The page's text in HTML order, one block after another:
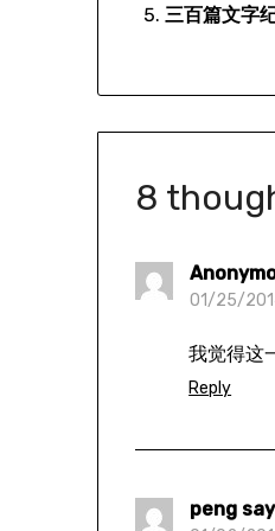
三百篇文字
8
01/25/
我觉得这
Reply
peng